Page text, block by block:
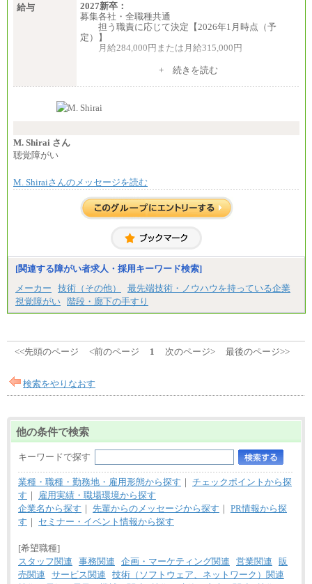
給与
2027新卒：
募集各社・全職種共通
担う職責に応じて決定【2026年1月時点（予
定）】
月給284,000円または月給315,000円
※入社後早期から、自律的な業務遂行が求めら
す。
い職責を担う方については、さらに高い金額を個別
※上記に加え、所定労働時間外に勤務をした場
※試用期間中も給与に変更はございません。
＜募集各社・全職種共通＞
月給21万円以上～
※試用期間中の給与に変更はありません。
ます。
+ 続きを読む
M. Shirai さん
聴覚障がい
M. Shiraiさんのメッセージを読む
[関連する障がい者求人・採用キーワード検索]
メーカー
技術（その他）
最先端技術・ノウハウを持っている企業
視覚障がい 階段・廊下の手すり
<<先頭のページ <前のページ 1 次のページ> 最後のページ>>
検索をやりなおす
他の条件で検索
キーワードで探す
業種・職種・勤務地・雇用形態から探す ｜ チェックポイントから探
す ｜
雇用実績・職場環境から探す
企業名から探す ｜ 先輩からのメッセージから探す ｜ PR情報から探
す ｜ セミナー・イベント情報から探す
[希望職種]
スタッフ関連
事務関連 企画・マーケティング関連 営業関連
販
売関連
サービス関連
技術（ソフトウェア、ネットワーク）関連